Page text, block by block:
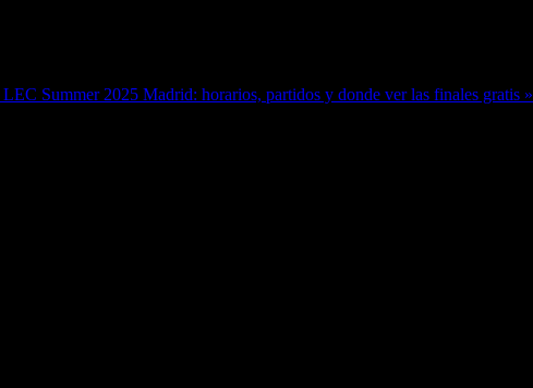
LEC Summer 2025 Madrid: horarios, partidos y donde ver las finales gratis »